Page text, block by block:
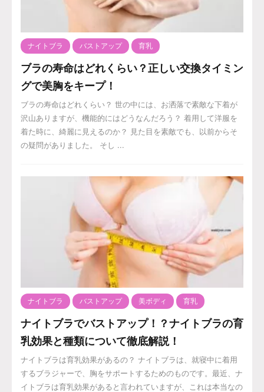
ナイトブラ バストアップ 育乳
ブラの寿命はどれくらい？正しい交換タイミン
グで美胸をキープ！
ブラの寿命はどれくらい？ 世の中には、お洒落で素敵な下着が
沢山ありますが、機能的にはどうなんだろう？ 着用して洋服を
着た時に、綺麗に見えるのか？ 見た目を素敵でも、以前からそ
の疑問がありました。 そし ...
ナイトブラ バストアップ 美ボディ 育乳
ナイトブラでバストアップ！？ナイトブラの育
乳効果と種類について徹底解説！
ナイトブラは育乳効果があるの？ ナイトブラは、就寝中に着用
するブラジャーで、胸をサポートするためのものです。最近、ナ
イトブラは育乳効果があると言われていますが、これは本当なの